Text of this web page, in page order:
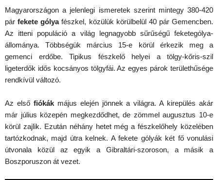
Magyarországon a jelenlegi ismeretek szerint mintegy 380-420
párfekete gólyafészkel, közülük körülbelül 40 pár Gemencben.
Az itteni populáció a világ legnagyobb sűrűségű feketególya-
állománya. Többségük március 15-e körül érkezik meg a
gemenci erdőbe. Tipikus fészkelő helyei a tölgy-kőris-szil
ligeterdők idős kocsányos tölgyfái. Az egyes párok területhűsége
rendkívül változó.
Az elsőfiókákmájus elején jönnek a világra. A kirepülés akár
már július közepén megkezdődhet, de zömmel augusztus 10-e
körül zajlik. Ezután néhány hetet még a fészkelőhely közelében
tartózkodnak, majd útra kelnek. A fekete gólyák két fő vonulási
útvonala közül az egyik a Gibraltári-szoroson, a másik a
Boszporuszon át vezet.